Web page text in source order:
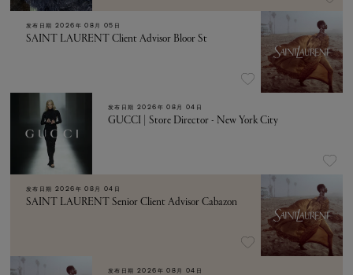
发布日期 2026年 08月 05日
SAINT LAURENT Client Advisor Bloor St
发布日期 2026年 08月 04日
GUCCI | Store Director - New York City
发布日期 2026年 08月 04日
SAINT LAURENT Senior Client Advisor Cabazon
发布日期 2026年 08月 04日